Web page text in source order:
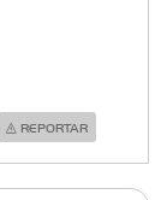
REPORTAR